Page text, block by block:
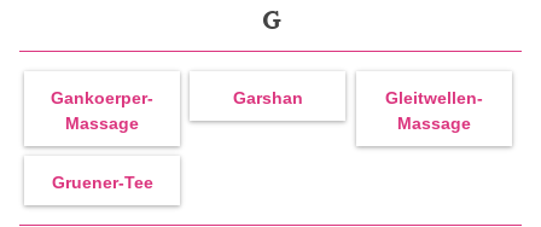
G
Gankoerper-
Massage
Garshan
Gleitwellen-
Massage
Gruener-Tee